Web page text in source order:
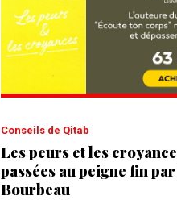
Conseils de Qitab
Les peurs et les
passées au peigne fin
Bourbeau